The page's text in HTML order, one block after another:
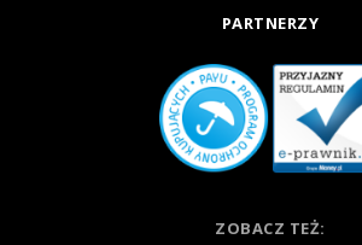
PARTNERZY
ZOBACZ TEŻ: